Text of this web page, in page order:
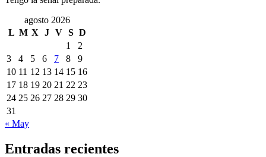
agosto 2026
L M X J V S D
1
2
3
4 5 6 7 8
9
10 11 12 13 14 15 16
17 18 19 20 21 22 23
24 25 26 27 28 29 30
31
« May
Entradas recientes